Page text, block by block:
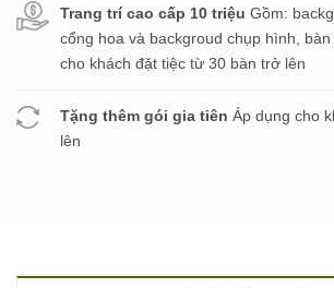
Trang trí cao cấp 10 triệu Gồm:
cổng hoa và backgroud chụp hình, bàn
cho khách đặt tiệc từ 30 bàn trở lên
Tặng thêm gói gia tiên Áp dụng cho
lên